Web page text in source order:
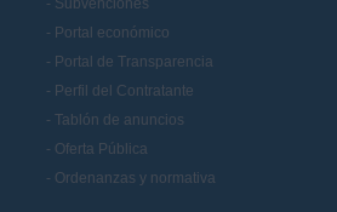
Subvenciones
Portal económico
Portal de Transparencia
Perfil del Contratante
Tablón de anuncios
Oferta Pública
Ordenanzas y normativa